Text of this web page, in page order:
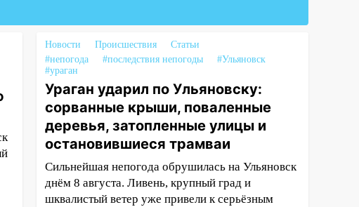
Новости Происшествия
Статьи
#непогода
#последствия непогоды
#Ульяновск
#ураган
Ураган ударил по Ульяновску:
сорванные крыши, поваленные
деревья, затопленные улицы и
остановившиеся трамваи
Сильнейшая непогода обрушилась на Ульяновск
днём 8 августа. Ливень, крупный град и
шквалистый ветер уже привели к серьёзным